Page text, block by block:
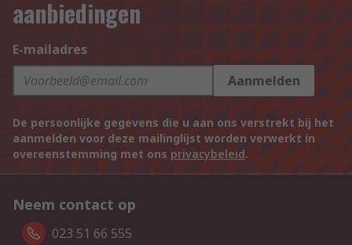
aanbiedingen
E-mailadres
Aanmelden
De persoonlijke gegevens die u aan ons verstrekt bij het
aanmelden voor deze mailinglijst worden verwerkt in
overeenstemming met ons privacybeleid.
Neem contact op
023 51 66 555